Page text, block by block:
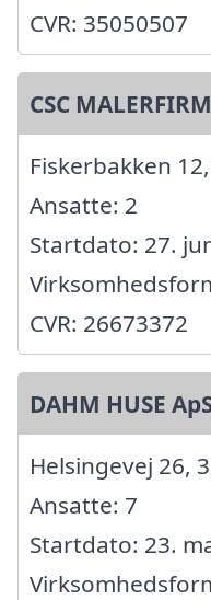
CVR: 35050507
CSC
Fiskerbakken
Ansatte: 2
Startdato: 27.
CVR: 26673372
DAHM HUSE
Helsingevej 26,
Ansatte: 7
Startdato: 23.